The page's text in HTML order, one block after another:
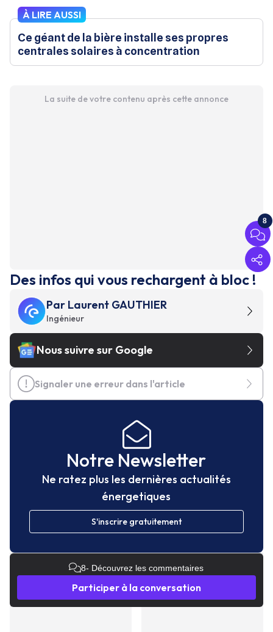
À LIRE AUSSI
Ce géant de la bière installe ses propres
centrales solaires à concentration
La suite de votre contenu après cette annonce
8
Des infos qui vous rechargent à bloc !
Par Laurent GAUTHIER
Ingénieur
Nous suivre sur Google
Signaler une erreur dans l'article
Notre Newsletter
Ne ratez plus les dernières actualités
énergetiques
S'inscrire gratuitement
8- Découvrez les commentaires
Participer à la conversation